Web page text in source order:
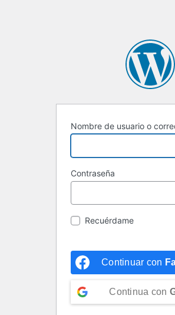
Nombre de usuario o
Contraseña
Recuérdame
Continuar con
Continua con